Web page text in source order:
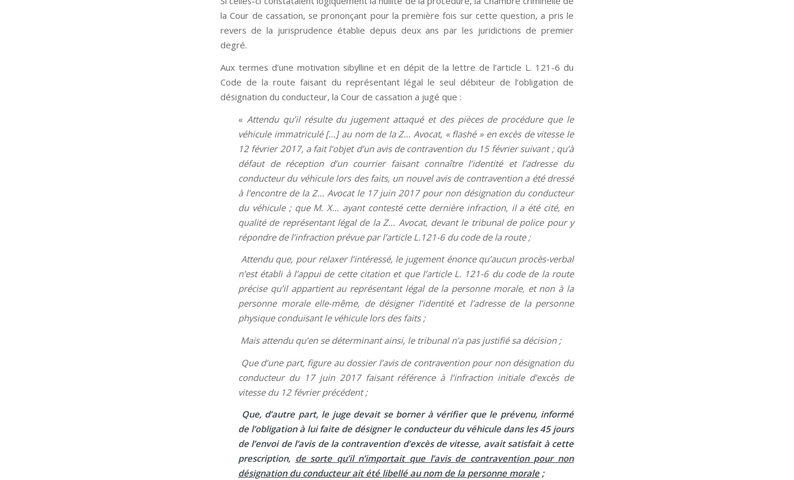
la Cour de cassation, se prononçant pour la première fois sur cette question, a pris le
revers de la jurisprudence établie depuis deux ans par les juridictions de premier
degré.
Aux termes d’une motivation sibylline et en dépit de la lettre de l’article L. 121-6 du
Code de la route faisant du représentant légal le seul débiteur de l’obligation de
désignation du conducteur, la Cour de cassation a jugé que :
« Attendu qu’il résulte du jugement attaqué et des pièces de procédure que le
véhicule immatriculé […] au nom de la Z… Avocat, « flashé » en excès de vitesse le
12 février 2017, a fait l’objet d’un avis de contravention du 15 février suivant ; qu’à
défaut de réception d’un courrier faisant connaître l’identité et l’adresse du
conducteur du véhicule lors des faits, un nouvel avis de contravention a été dressé
à l’encontre de la Z… Avocat le 17 juin 2017 pour non désignation du conducteur
du véhicule ; que M. X… ayant contesté cette dernière infraction, il a été cité, en
qualité de représentant légal de la Z… Avocat, devant le tribunal de police pour y
répondre de l’infraction prévue par l’article L.121-6 du code de la route ;
Attendu que, pour relaxer l’intéressé, le jugement énonce qu’aucun procès-verbal
n’est établi à l’appui de cette citation et que l’article L. 121-6 du code de la route
précise qu’il appartient au représentant légal de la personne morale, et non à la
personne morale elle-même, de désigner l’identité et l’adresse de la personne
physique conduisant le véhicule lors des faits ;
Mais attendu qu’en se déterminant ainsi, le tribunal n’a pas justifié sa décision ;
Que d’une part, figure au dossier l’avis de contravention pour non désignation du
conducteur du 17 juin 2017 faisant référence à l’infraction initiale d’excès de
vitesse du 12 février précédent ;
Que, d’autre part, le juge devait se borner à vérifier que le prévenu, informé
de l’obligation à lui faite de désigner le conducteur du véhicule dans les 45 jours
de l’envoi de l’avis de la contravention d’excès de vitesse, avait satisfait à cette
prescription, de sorte qu’il n’importait que l’avis de contravention pour non
désignation du conducteur ait été libellé au nom de la personne morale;